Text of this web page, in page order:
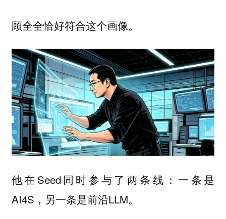
顾全全恰好符合这个画像。
他在Seed同时参与了两条线：一条是
AI4S，另一条是前沿LLM。